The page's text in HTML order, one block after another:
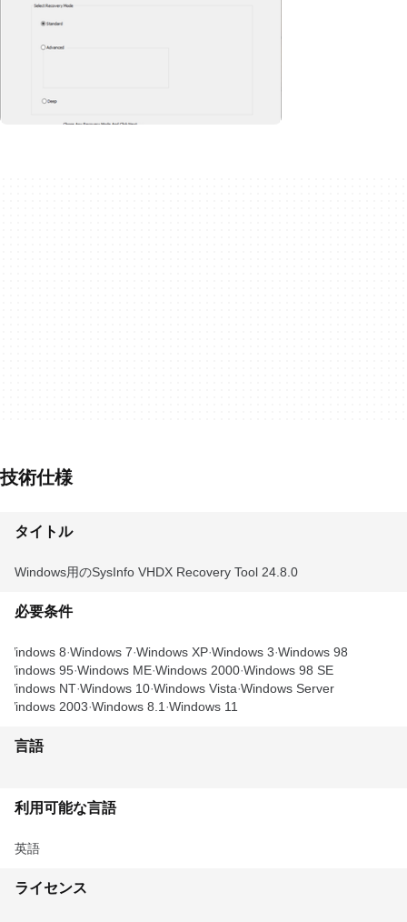
技術仕様
タイトル
Windows用のSysInfo VHDX Recovery Tool 24.8.0
必要条件
Windows 8 Windows 7 Windows XP Windows 3 Windows 98
Windows 95 Windows ME Windows 2000 Windows 98 SE
Windows NT Windows 10 Windows Vista Windows Server
Windows 2003 Windows 8.1 Windows 11
言語
利用可能な言語
英語
ライセンス